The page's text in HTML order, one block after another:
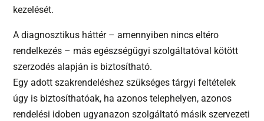
kezelését.
A diagnosztikus háttér – amennyiben nincs eltéro
rendelkezés – más egészségügyi szolgáltatóval kötött
szerzodés alapján is biztosítható.
Egy adott szakrendeléshez szükséges tárgyi feltételek
úgy is biztosíthatóak, ha azonos telephelyen, azonos
rendelési idoben ugyanazon szolgáltató másik szervezeti